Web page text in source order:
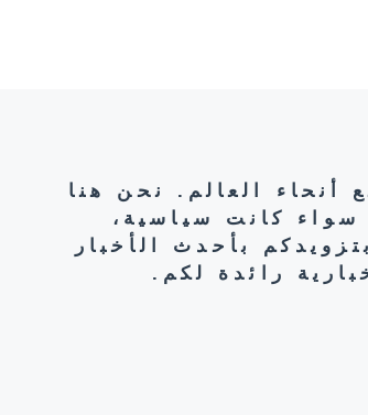
أنحاء العالم. نحن هنا
سواء كانت سياسية،
بأحدث الأخبار
رائدة لكم.